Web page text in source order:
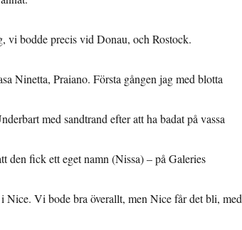
vi bodde precis vid Donau, och Rostock.
Ninetta, Praiano. Första gången jag med blotta
med sandtrand efter att ha badat på vassa
den fick ett eget namn (Nissa) – på Galeries
Nice. Vi bode bra överallt, men Nice får det bli, med